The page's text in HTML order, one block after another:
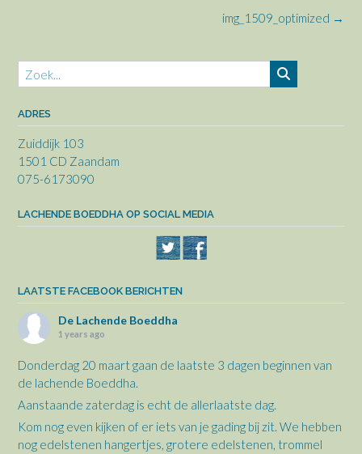
img_1509_optimized →
ADRES
Zuiddijk 103
1501 CD Zaandam
075-6173090
LACHENDE BOEDDHA OP SOCIAL MEDIA
LAATSTE FACEBOOK BERICHTEN
De Lachende Boeddha
1 years ago
Donderdag 20 maart gaan de laatste 3 dagen beginnen van
de lachende Boeddha.
Aanstaande zaterdag is echt de allerlaatste dag.
Kom nog even kijken of er iets van je gading bij zit. We hebben
nog edelstenen hangertjes, grotere edelstenen, trommel